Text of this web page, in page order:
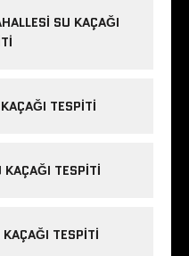
SU KAÇAĞI
TESPITI
KAÇAĞI TESPITI
TESPITI